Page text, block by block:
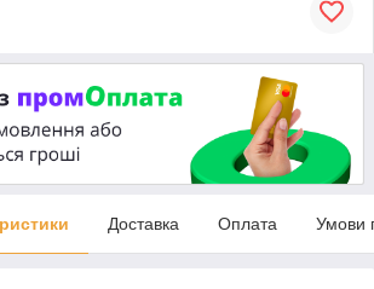
Доставка Оплата Умови